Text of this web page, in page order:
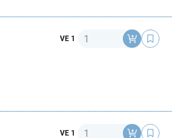
VE 1 Anzahl
VE 1 Anzahl